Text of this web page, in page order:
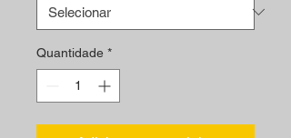
Quantidade *